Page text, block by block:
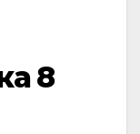
8